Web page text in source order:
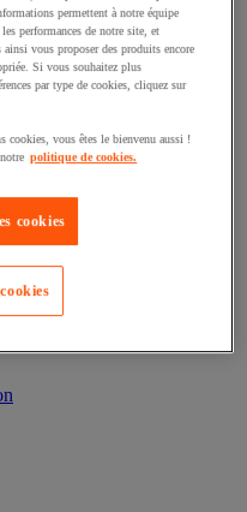
et buanderie
permettent à notre équipe
performances de notre site, et
ainsi vous proposer des produits encore
Si vous souhaitez plus
par type de cookies, cliquez sur
cookies, vous êtes le bienvenu aussi !
politique de cookies.
cookies